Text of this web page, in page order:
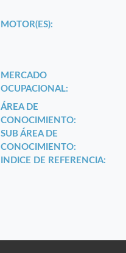
MOTOR(ES):
MERCADO
OCUPACIONAL:
ÁREA DE
CONOCIMIENTO:
SUB ÁREA DE
CONOCIMIENTO:
INDICE DE REFERENCIA: